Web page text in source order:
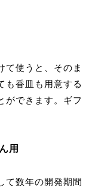
て使うと、そのま
も香皿も用意する
ができます。ギフ
用
て数年の開発期間